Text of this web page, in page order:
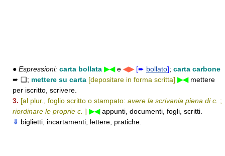
● Espressioni: carta bollata ▶◀e ◀▶ [➨ bollato]; carta carbone
➨ ❑; mettere su carta [depositare in forma scritta] ▶◀mettere
per iscritto, scrivere.
3. [al plur., foglio scritto o stampato: avere la scrivania piena di c. ;
riordinare le proprie c. ] ▶◀appunti, documenti, fogli, scritti.
⇓ biglietti, incartamenti, lettere, pratiche.